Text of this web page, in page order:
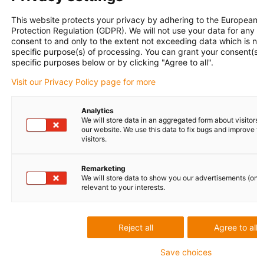
This website protects your privacy by adhering to the
Protection Regulation (GDPR). We will not use your data for
consent to and only to the extent not exceeding data which is
specific purpose(s) of processing. You can grant your
specific purposes below or by clicking "Agree to all".
Visit our Privacy Policy page for more
Analytics
We will store data in an aggregated form about
our website. We use this data to fix bugs and
visitors.
Remarketing
We will store data to show you our advertisements
relevant to your interests.
Agree to all
Reject all
Save choices